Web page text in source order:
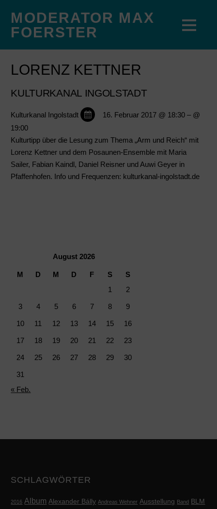
MODERATOR MAX
FOERSTER
LORENZ KETTNER
KULTURKANAL INGOLSTADT
Kulturkanal Ingolstadt 16. Februar 2017 @ 18:30 – @
19:00
Kulturtipp über die Lesung zum Thema „Arm und Reich“ mit
Lorenz Kettner und dem Posaunen-Ensemble mit Maria
Sailer, Fabian Kaindl, Daniel Reisner und Auwi Geyer in
Pfaffenhofen. Info und Frequenzen: kulturkanal-ingolstadt.de
August 2026
M D M D F S
S
1
2
3 4 5 6 7 8 9
10 11 12 13 14 15 16
17 18 19 20 21 22 23
24 25 26 27 28 29 30
31
« Feb.
SCHLAGWÖRTER
2016 Album Alexander Bálly Andreas Wehner Ausstellung Band BLM